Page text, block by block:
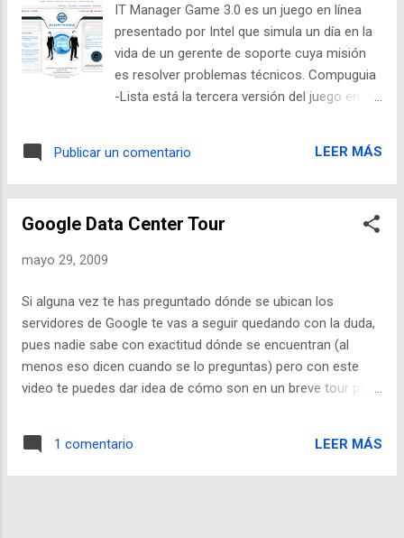
IT Manager Game 3.0 es un juego en línea
presentado por Intel que simula un día en la
vida de un gerente de soporte cuya misión
es resolver problemas técnicos. Compuguia
-Lista está la tercera versión del juego en
particularmente al personal de sistemas, de
soporte técnico, estudiantes de ingenierías y
retos y conocer cómo opera el
gerente de soporte cuya misión es resolver
problemas técnicos de una empresa, así
como planear el gasto y presupuesto de TI,
en general manejar el departamento de
reales y la reacción ante problemas, por
Publicar un comentario LEER MÁS
Google Data Center Tour
mayo 29, 2009
Si alguna vez te has preguntado dónde se ubican los
servidores de Google te vas a seguir quedando con la duda,
pues nadie sabe con exactitud dónde se encuentran (al
menos eso dicen cuando se lo preguntas) pero con este
video te puedes dar idea de cómo son en un breve tour por
definamos ¿Qué es un Data Center? Según Wikipedia : “Se
denomina centro de procesamiento de datos a aquella
ubicación donde se concentran todos los recursos
1 comentario LEER MÁS